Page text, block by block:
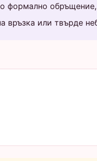
формално
връзка или твърде